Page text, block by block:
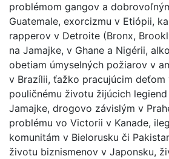
problémom gangov a
Guatemale, exorcizmu v Etiópii,
rapperov v Detroite (Bronx,
na Jamajke, v Ghane a Nigérii,
obetiam úmyselných požiarov v
v Brazílii, ťažko pracujúcim deťom
pouličnému životu žijúcich
Jamajke, drogovo závislým v
problému vo Victorii v Kanade,
komunitám v Bielorusku či
životu biznismenov v Japonsku,